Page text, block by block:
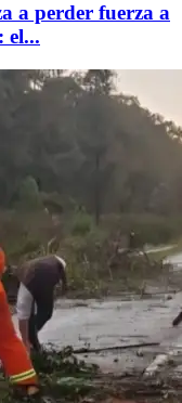
a perder fuerza a
el...